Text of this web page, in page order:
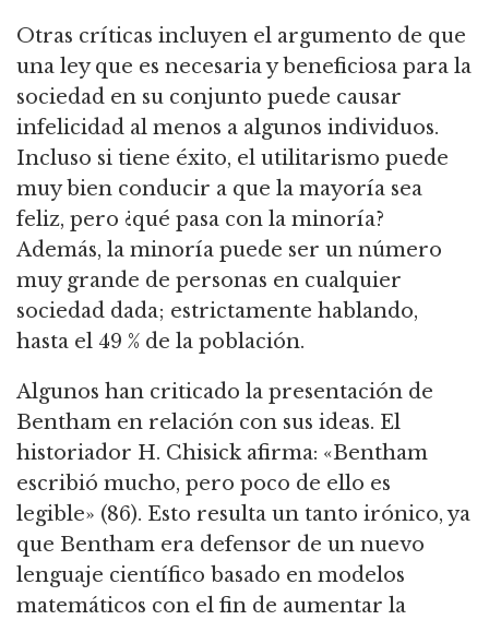
Otras críticas incluyen el argumento de que
una ley que es necesaria y beneficiosa para la
sociedad en su conjunto puede causar
infelicidad al menos a algunos individuos.
Incluso si tiene éxito, el utilitarismo puede
muy bien conducir a que la mayoría sea
feliz, pero ¿qué pasa con la minoría?
Además, la minoría puede ser un número
muy grande de personas en cualquier
sociedad dada; estrictamente hablando,
hasta el 49 % de la población.
Algunos han criticado la presentación de
Bentham en relación con sus ideas. El
historiador H. Chisick afirma: «Bentham
escribió mucho, pero poco de ello es
legible» (86). Esto resulta un tanto irónico, ya
que Bentham era defensor de un nuevo
lenguaje científico basado en modelos
matemáticos con el fin de aumentar la